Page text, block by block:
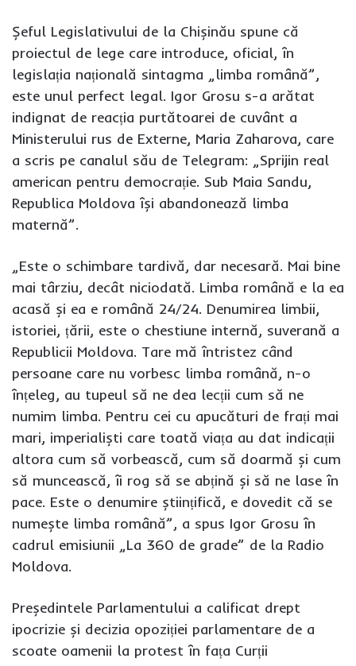
Șeful Legislativului de la Chișinău spune că
proiectul de lege care introduce, oficial, în
legislația națională sintagma „limba română”,
este unul perfect legal. Igor Grosu s-a arătat
indignat de reacția purtătoarei de cuvânt a
Ministerului rus de Externe, Maria Zaharova, care
a scris pe canalul său de Telegram: „Sprijin real
american pentru democrație. Sub Maia Sandu,
Republica Moldova își abandonează limba
maternă”.
„Este o schimbare tardivă, dar necesară. Mai bine
mai târziu, decât niciodată. Limba română e la ea
acasă și ea e română 24/24. Denumirea limbii,
istoriei, țării, este o chestiune internă, suverană a
Republicii Moldova. Tare mă întristez când
persoane care nu vorbesc limba română, n-o
înțeleg, au tupeul să ne dea lecții cum să ne
numim limba. Pentru cei cu apucături de frați mai
mari, imperialiști care toată viața au dat indicații
altora cum să vorbească, cum să doarmă și cum
să muncească, îi rog să se abțină și să ne lase în
pace. Este o denumire științifică, e dovedit că se
numește limba română”, a spus Igor Grosu în
cadrul emisiunii „La 360 de grade” de la Radio
Moldova.
Președintele Parlamentului a calificat drept
ipocrizie și decizia opoziției parlamentare de a
scoate oamenii la protest în fața Curții